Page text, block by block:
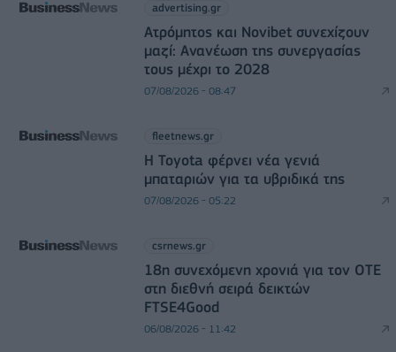
advertising.gr
Ατρόμητος και Novibet συνεχίζουν
μαζί: Ανανέωση της συνεργασίας
τους μέχρι το 2028
07/08/2026 - 08:47
fleetnews.gr
Η Toyota φέρνει νέα γενιά
μπαταριών για τα υβριδικά της
07/08/2026 - 05:22
csrnews.gr
18η συνεχόμενη χρονιά για τον ΟΤΕ
στη διεθνή σειρά δεικτών
FTSE4Good
06/08/2026 - 11:42